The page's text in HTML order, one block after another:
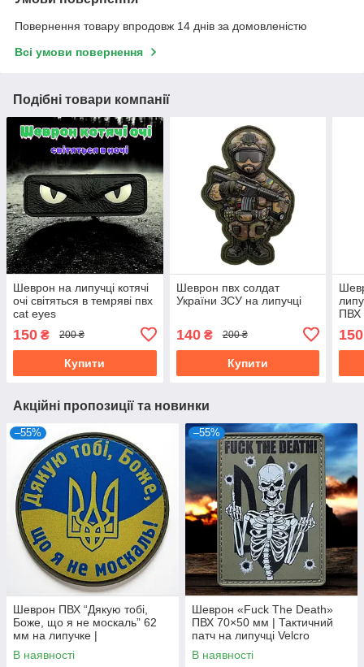
Повернення товару впродовж 14 днів за домовленістю
Всі умови повернення
Подібні товари компанії
Шеврон на липучці котячі
очі світяться в темряві пвх
cat eyes
150 ₴ 200 ₴
Купити
Шеврон пвх солдат
України ЗСУ на липучці
140₴ 200 ₴
Купити
ПВХ
150
Акційні пропозиції та новинки
–55%
Шеврон ПВХ “Дякую тобі,
Боже, що я не москаль” 62
мм на липучке |
Патриотический патч
Украина
В наявності
–55%
Шеврон «Fuck The Death»
ПВХ 70×50 мм | Тактичний
патч на липучці Velcro
В наявності